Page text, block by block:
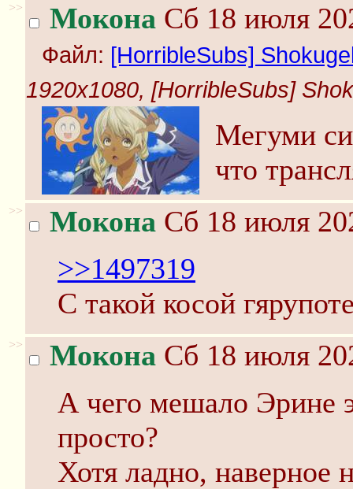
>> Мокона Сб 18 июля
Файл: [HorribleSubs]
1920x1080, [HorribleSubs]
Мегуми
что
>> Мокона Сб 18 июля
>>1497319
С такой косой
>> Мокона Сб 18 июля
А чего мешало Эрине
просто?
Хотя ладно, наверное